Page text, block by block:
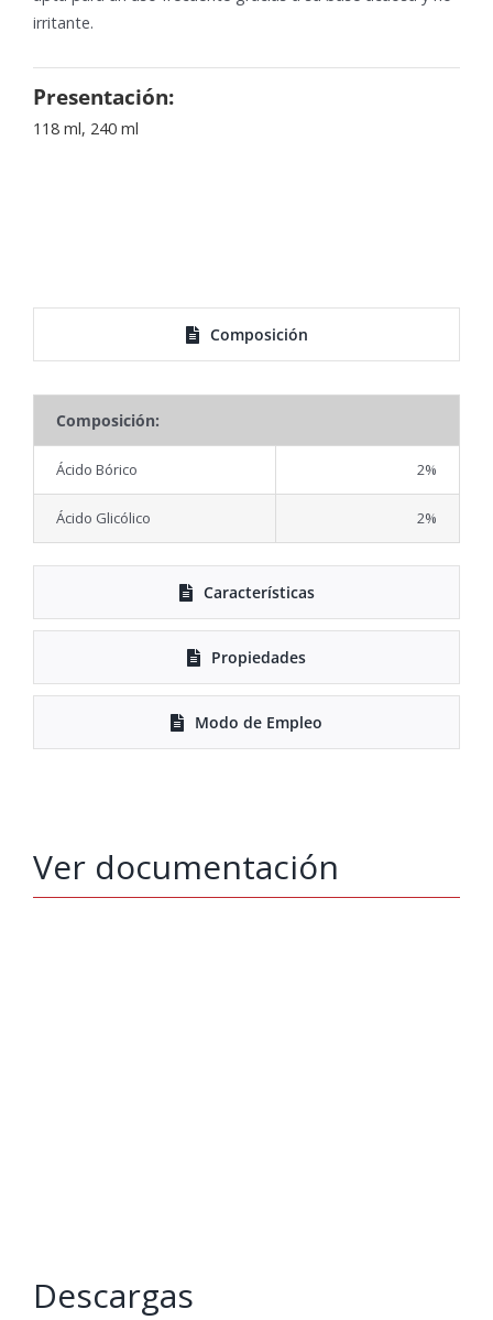
irritante.
Presentación:
118 ml, 240 ml
Composición
Composición:
Ácido Bórico 2%
Ácido Glicólico 2%
Características
Propiedades
Modo de Empleo
Ver documentación
Descargas